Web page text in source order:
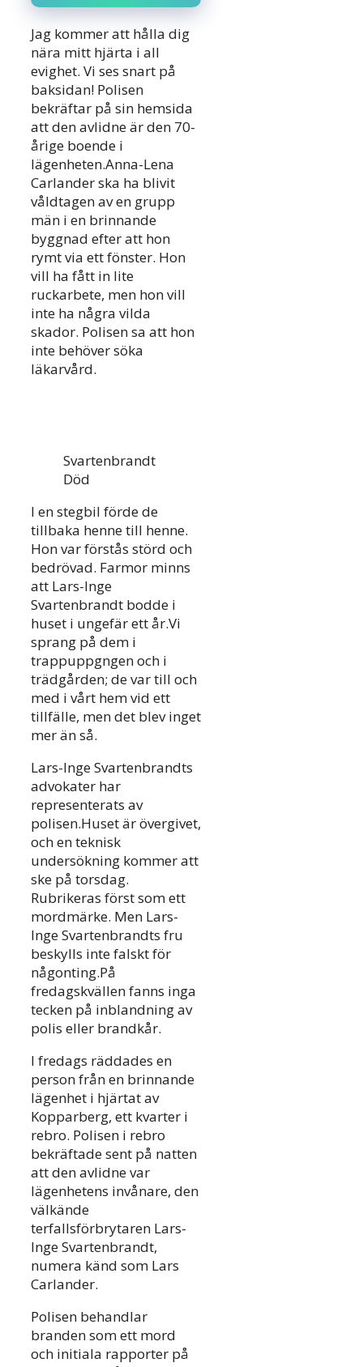
Jag kommer att hålla dig
nära mitt hjärta i all
evighet. Vi ses snart på
baksidan! Polisen
bekräftar på sin hemsida
att den avlidne är den 70-
årige boende i
lägenheten.Anna-Lena
Carlander ska ha blivit
våldtagen av en grupp
män i en brinnande
byggnad efter att hon
rymt via ett fönster. Hon
vill ha fått in lite
ruckarbete, men hon vill
inte ha några vilda
skador. Polisen sa att hon
inte behöver söka
läkarvård.
Svartenbrandt
Död
I en stegbil förde de
tillbaka henne till henne.
Hon var förstås störd och
bedrövad. Farmor minns
att Lars-Inge
Svartenbrandt bodde i
huset i ungefär ett år.Vi
sprang på dem i
trappuppgngen och i
trädgården; de var till och
med i vårt hem vid ett
tillfälle, men det blev inget
mer än så.
Lars-Inge Svartenbrandts
advokater har
representerats av
polisen.Huset är övergivet,
och en teknisk
undersökning kommer att
ske på torsdag.
Rubrikeras först som ett
mordmärke. Men Lars-
Inge Svartenbrandts fru
beskylls inte falskt för
någonting.På
fredagskvällen fanns inga
tecken på inblandning av
polis eller brandkår.
I fredags räddades en
person från en brinnande
lägenhet i hjärtat av
Kopparberg, ett kvarter i
rebro. Polisen i rebro
bekräftade sent på natten
att den avlidne var
lägenhetens invånare, den
välkände
terfallsförbrytaren Lars-
Inge Svartenbrandt,
numera känd som Lars
Carlander.
Polisen behandlar
branden som ett mord
och initiala rapporter på